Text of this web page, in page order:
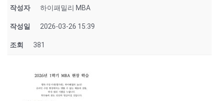
작성자 하이패밀리 MBA
작성일 2026-03-26 15:39
조회 381